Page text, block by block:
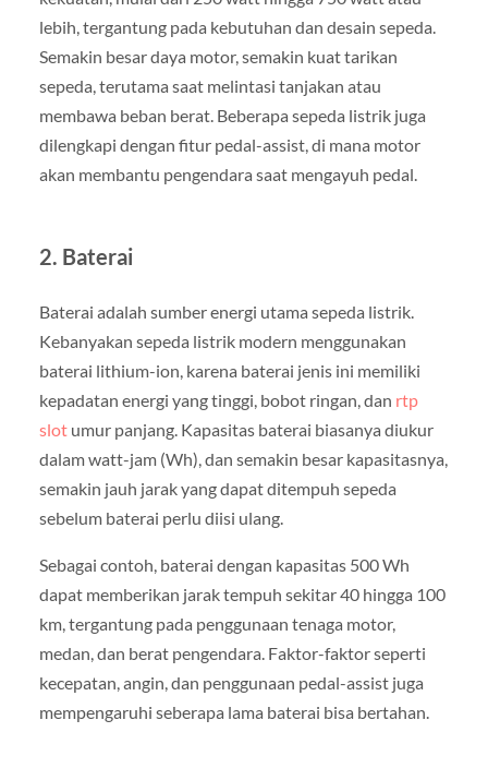
lebih, tergantung pada kebutuhan dan desain sepeda.
Semakin besar daya motor, semakin kuat tarikan
sepeda, terutama saat melintasi tanjakan atau
membawa beban berat. Beberapa sepeda listrik juga
dilengkapi dengan fitur pedal-assist, di mana motor
akan membantu pengendara saat mengayuh pedal.
2. Baterai
Baterai adalah sumber energi utama sepeda listrik.
Kebanyakan sepeda listrik modern menggunakan
baterai lithium-ion, karena baterai jenis ini memiliki
kepadatan energi yang tinggi, bobot ringan, dan rtp
slotumur panjang. Kapasitas baterai biasanya diukur
dalam watt-jam (Wh), dan semakin besar kapasitasnya,
semakin jauh jarak yang dapat ditempuh sepeda
sebelum baterai perlu diisi ulang.
Sebagai contoh, baterai dengan kapasitas 500 Wh
dapat memberikan jarak tempuh sekitar 40 hingga 100
km, tergantung pada penggunaan tenaga motor,
medan, dan berat pengendara. Faktor-faktor seperti
kecepatan, angin, dan penggunaan pedal-assist juga
mempengaruhi seberapa lama baterai bisa bertahan.